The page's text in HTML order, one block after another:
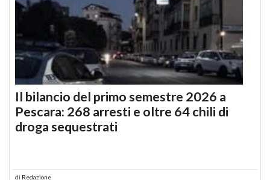
Il bilancio del primo semestre 2026 a
Pescara: 268 arresti e oltre 64 chili di
droga sequestrati
di Redazione